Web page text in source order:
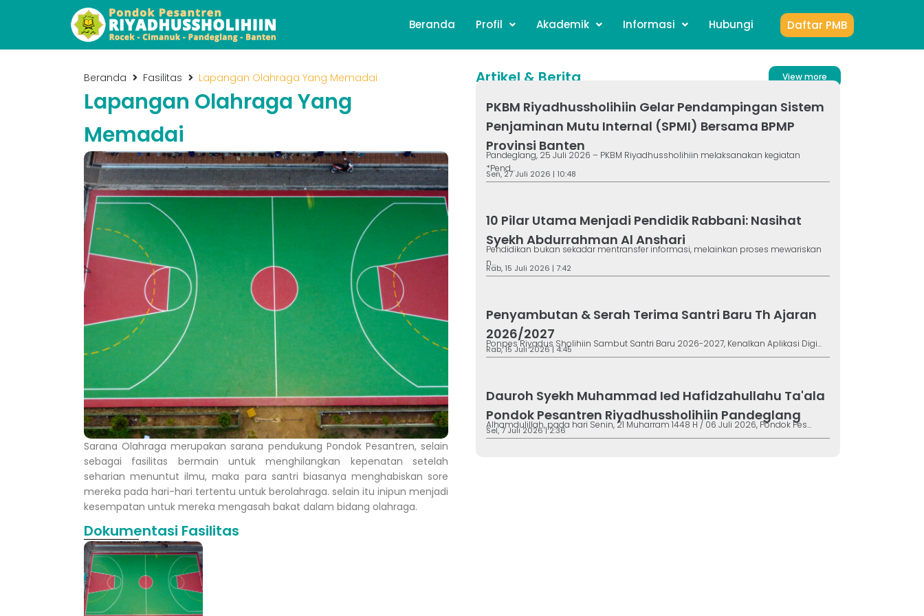
Daftar PMB
Beranda Profil Akademik Informasi Hubungi
Beranda Fasilitas Lapangan Olahraga Yang Memadai
Lapangan Olahraga Yang
Memadai
Sarana Olahraga merupakan sarana pendukung Pondok Pesantren, selain
sebagai fasilitas bermain untuk menghilangkan kepenatan setelah
seharian menuntut ilmu, maka para santri biasanya menghabiskan sore
mereka pada hari-hari tertentu untuk berolahraga. selain itu inipun menjadi
kesempatan untuk mereka mengasah bakat dalam bidang olahraga.
Dokumentasi Fasilitas
Artikel & Berita View more
PKBM Riyadhussholihiin Gelar Pendampingan Sistem
Penjaminan Mutu Internal (SPMI) Bersama BPMP
Provinsi Banten
Pandeglang, 25 Juli 2026 – PKBM Riyadhussholihiin melaksanakan kegiatan
*Pend...
Sen, 27 Juli 2026 | 10:48
10 Pilar Utama Menjadi Pendidik Rabbani: Nasihat
Syekh Abdurrahman Al Anshari
Pendidikan bukan sekadar mentransfer informasi, melainkan proses mewariskan
n...
Rab, 15 Juli 2026 | 7:42
Penyambutan & Serah Terima Santri Baru Th Ajaran
2026/2027
Ponpes Riyadus Sholihiin Sambut Santri Baru 2026-2027, Kenalkan Aplikasi Digi...
Rab, 15 Juli 2026 | 4:45
Dauroh Syekh Muhammad Ied Hafidzahullahu Ta'ala
Pondok Pesantren Riyadhussholihiin Pandeglang
Alhamdulillah, pada hari Senin, 21 Muharram 1448 H / 06 Juli 2026, Pondok Pes...
Sel, 7 Juli 2026 | 2:36